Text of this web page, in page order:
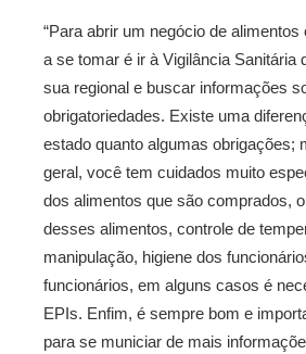
“Para abrir um negócio de
a se tomar é ir à Vigilância Sanitária
sua regional e buscar informações
obrigatoriedades. Existe uma
estado quanto algumas obrigações;
geral, você tem cuidados muito
dos alimentos que são comprados,
desses alimentos, controle de
manipulação, higiene dos
funcionários, em alguns casos é
EPIs. Enfim, é sempre bom e
para se municiar de mais